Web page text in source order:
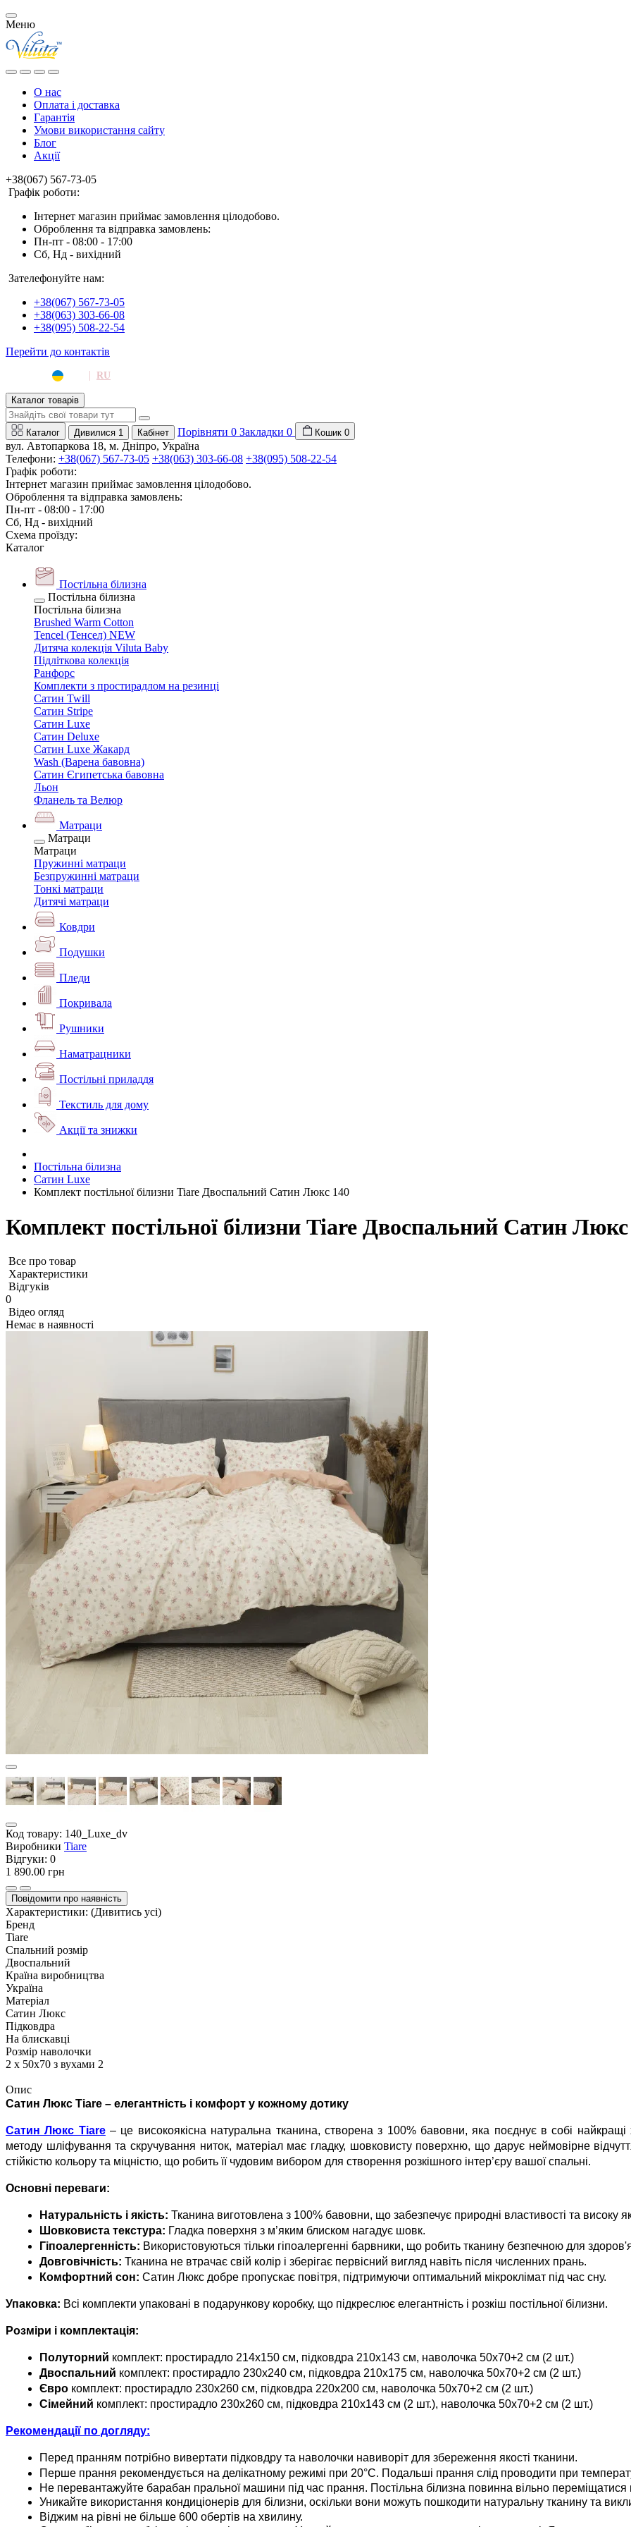
Меню
О нас
Оплата і доставка
Гарантія
Умови використання сайту
Блог
Акції
+38(067) 567-73-05
Графік роботи:
Інтернет магазин приймає замовлення цілодобово.
Оброблення та відправка замовлень:
Пн-пт - 08:00 - 17:00
Сб, Нд - вихідний
Зателефонуйте нам:
+38(067) 567-73-05
+38(063) 303-66-08
+38(095) 508-22-54
Перейти до контактів
| RU
Каталог товарів
Каталог Дивилися 1 Кабінет Порівняти 0 Закладки 0 Кошик 0
вул. Автопаркова 18, м. Дніпро, Україна
Телефони: +38(067) 567-73-05 +38(063) 303-66-08 +38(095) 508-22-54
Графік роботи:
Інтернет магазин приймає замовлення цілодобово.
Оброблення та відправка замовлень:
Пн-пт - 08:00 - 17:00
Сб, Нд - вихідний
Схема проїзду:
Каталог
Постільна білизна
Постільна білизна
Постільна білизна
Brushed Warm Cotton
Tencel (Тенсел) NEW
Дитяча колекція Viluta Baby
Підліткова колекція
Ранфорс
Комплекти з простирадлом на резинці
Сатин Twill
Сатин Stripe
Сатин Luxe
Сатин Deluxe
Сатин Luxe Жакард
Wash (Варена бавовна)
Сатин Єгипетська бавовна
Льон
Фланель та Велюр
Матраци
Матраци
Матраци
Пружинні матраци
Безпружинні матраци
Тонкі матраци
Дитячі матраци
Ковдри
Подушки
Пледи
Покривала
Рушники
Наматрацники
Постільні приладдя
Текстиль для дому
Акції та знижки
Постільна білизна
Сатин Luxe
Комплект постільної білизни Tiare Двоспальний Сатин Люкс 140
Комплект постільної білизни Tiare Двоспальний Сатин
Все про товар
Характеристики
Відгуків
0
Відео огляд
Немає в наявності
Код товару: 140_Luxe_dv
Виробники Tiare
Відгуки: 0
1 890.00 грн
Повідомити про наявність
Характеристики: (Дивитись усі)
Бренд
Tiare
Спальний розмір
Двоспальний
Країна виробництва
Україна
Матеріал
Сатин Люкс
Підковдра
На блискавці
Розмір наволочки
2 х 50х70 з вухами 2
Опис
Сатин Люкс Tiare – елегантність і комфорт у кожному дотику
Сатин Люкс Tiare – це високоякісна натуральна тканина, створена з 100% бавовни, яка поєднує в собі
методу шліфування та скручування ниток, матеріал має гладку, шовковисту поверхню, що дарує неймовірне
стійкістю кольору та міцністю, що робить її чудовим вибором для створення розкішного інтер’єру вашої спальні.
Основні переваги:
Натуральність і якість: Тканина виготовлена з 100% бавовни, що забезпечує природні властивості та високу
Шовковиста текстура: Гладка поверхня з м’яким блиском нагадує шовк.
Гіпоалергенність: Використовуються тільки гіпоалергенні барвники, що робить тканину безпечною для
Довговічність: Тканина не втрачає свій колір і зберігає первісний вигляд навіть після численних прань.
Комфортний сон: Сатин Люкс добре пропускає повітря, підтримуючи оптимальний мікроклімат під час сну.
Упаковка: Всі комплекти упаковані в подарункову коробку, що підкреслює елегантність і розкіш постільної білизни.
Розміри і комплектація:
Полуторний комплект: простирадло 214x150 см, підковдра 210x143 см, наволочка 50x70+2 см (2 шт.)
Двоспальний комплект: простирадло 230x240 см, підковдра 210x175 см, наволочка 50x70+2 см (2 шт.)
Євро комплект: простирадло 230x260 см, підковдра 220x200 см, наволочка 50x70+2 см (2 шт.)
Сімейний комплект: простирадло 230x260 см, підковдра 210x143 см (2 шт.), наволочка 50x70+2 см (2 шт.)
Рекомендації по догляду:
Перед пранням потрібно вивертати підковдру та наволочки навиворіт для збереження якості тканини.
Перше прання рекомендується на делікатному режимі при 20°C. Подальші прання слід проводити при
Не перевантажуйте барабан пральної машини під час прання. Постільна білизна повинна вільно
Уникайте використання кондиціонерів для білизни, оскільки вони можуть пошкодити натуральну тканину та
Віджим на рівні не більше 600 обертів на хвилину.